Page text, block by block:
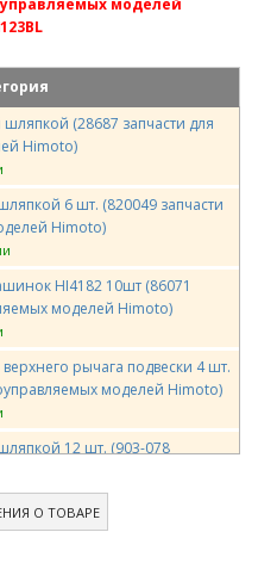
моделей
(28687 запчасти для
Himoto)
6 шт. (820049 запчасти
Himoto)
HI4182 10шт (86071
моделей Himoto)
рычага подвески 4 шт.
моделей Himoto)
12 шт. (903-078
Racing для моделей 1/14 (LC-
О ТОВАРЕ